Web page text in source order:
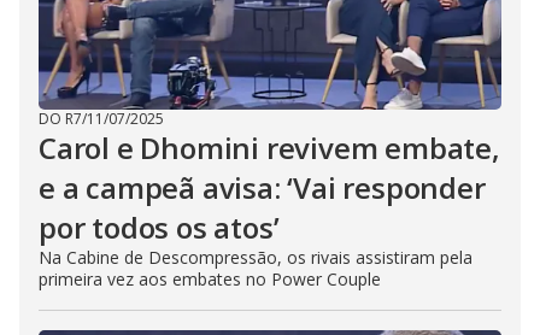
DO R7/11/07/2025
Carol e Dhomini revivem embate,
e a campeã avisa: ‘Vai responder
por todos os atos’
Na Cabine de Descompressão, os rivais assistiram pela
primeira vez aos embates no Power Couple